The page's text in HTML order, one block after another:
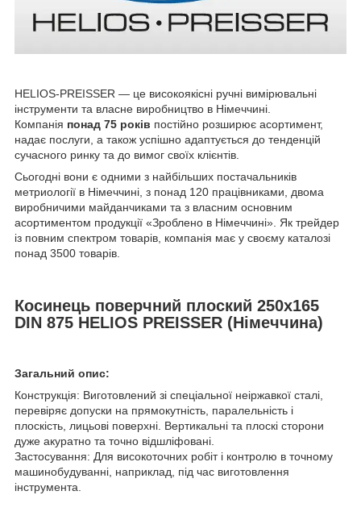
HELIOS-PREISSER — це високоякісні ручні вимірювальні
інструменти та власне виробництво в Німеччині.
Компанія понад 75 років постійно розширює асортимент,
надає послуги, а також успішно адаптується до тенденцій
сучасного ринку та до вимог своїх клієнтів.
Сьогодні вони є одними з найбільших постачальників
метриології в Німеччині, з понад 120 працівниками, двома
виробничими майданчиками та з власним основним
асортиментом продукції «Зроблено в Німеччині». Як трейдер
із повним спектром товарів, компанія має у своєму каталозі
понад 3500 товарів.
Косинець поверчний плоский 250х165
DIN 875 HELIOS PREISSER (Німеччина)
Загальний опис:
Конструкція: Виготовлений зі спеціальної неіржавкої сталі,
перевіряє допуски на прямокутність, паралельність і
плоскість, лицьові поверхні. Вертикальні та плоскі сторони
дуже акуратно та точно відшліфовані.
Застосування: Для високоточних робіт і контролю в точному
машинобудуванні, наприклад, під час виготовлення
інструмента.